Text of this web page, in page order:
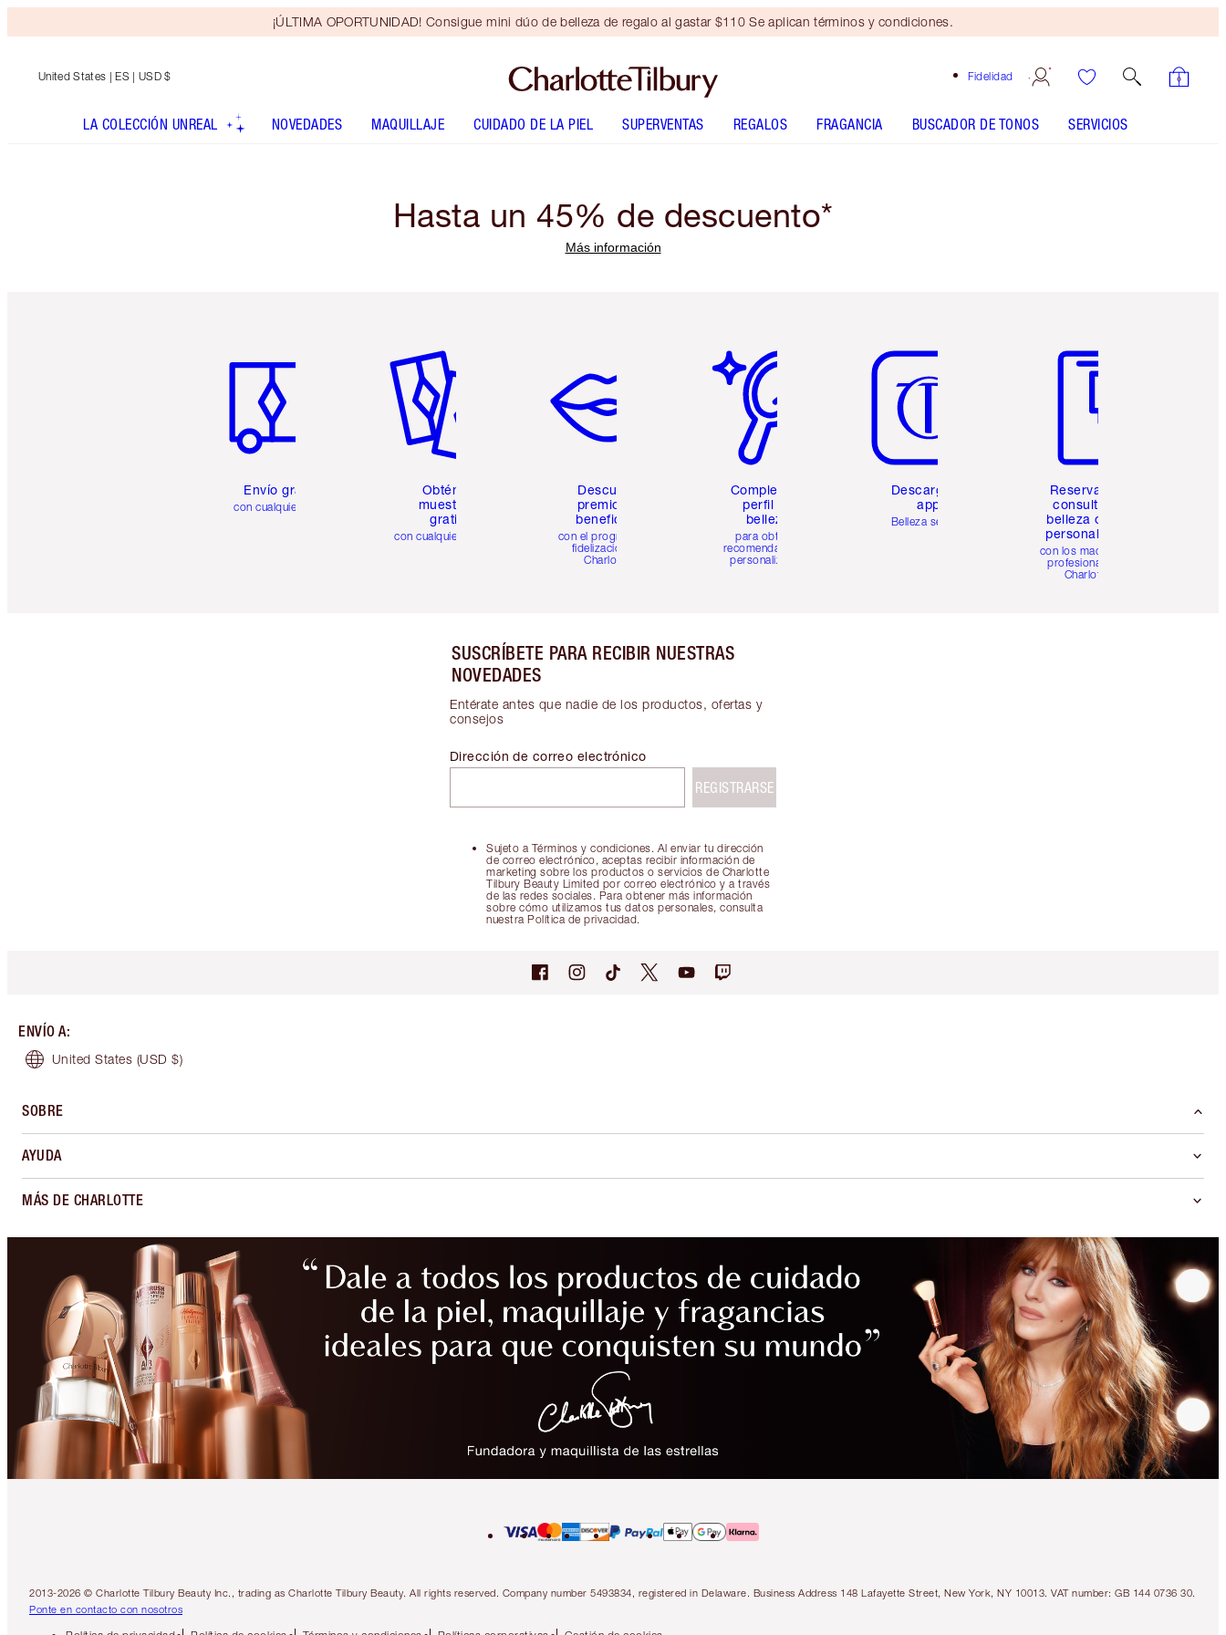
¡ÚLTIMA OPORTUNIDAD! Consigue mini dúo de belleza de regalo al gastar $110 Se aplican términos y condiciones.
Fidelidad
United States | ES | USD $
LA COLECCIÓN UNREAL NOVEDADES MAQUILLAJE CUIDADO DE LA PIEL SUPERVENTAS REGALOS FRAGANCIA BUSCADOR DE TONOS SERVICIOS
Hasta un 45% de descuento*
Más información
Envío gratuito
con cualquier pedido
Obtén 2
muestras
gratis
con cualquier pedido
Descubre
premios y
beneficios
con el programa de
fidelización de
Charlotte
Completa tu
perfil de
belleza
para obtener
recomendaciones
personalizadas
Descarga la
app
Belleza sencilla
Reserva una
consulta de
belleza online
personalizada
con los maquillistas
profesionales de
Charlotte.
SUSCRÍBETE PARA RECIBIR NUESTRAS
NOVEDADES
Entérate antes que nadie de los productos, ofertas y
consejos
Sujeto a Términos y condiciones. Al enviar tu dirección
de correo electrónico, aceptas recibir información de
marketing sobre los productos o servicios de Charlotte
Tilbury Beauty Limited por correo electrónico y a través
de las redes sociales. Para obtener más información
sobre cómo utilizamos tus datos personales, consulta
nuestra Política de privacidad.
Dirección de correo electrónico
REGISTRARSE
ENVÍO A:
United States (USD $)
SOBRE
AYUDA
MÁS DE CHARLOTTE
2013-2026 © Charlotte Tilbury Beauty Inc., trading as Charlotte Tilbury Beauty. All rights reserved. Company number 5493834, registered in Delaware. Business Address 148 Lafayette Street, New York, NY 10013. VAT number: GB 144 0736 30.
Ponte en contacto con nosotros